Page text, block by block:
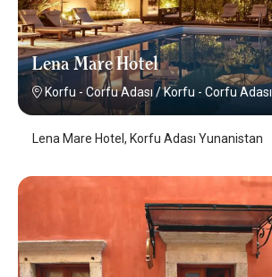
Lena Mare Hotel
Korfu - Corfu Adası /Korfu - Corfu Adası
Lena Mare Hotel, Korfu Adası Yunanistan